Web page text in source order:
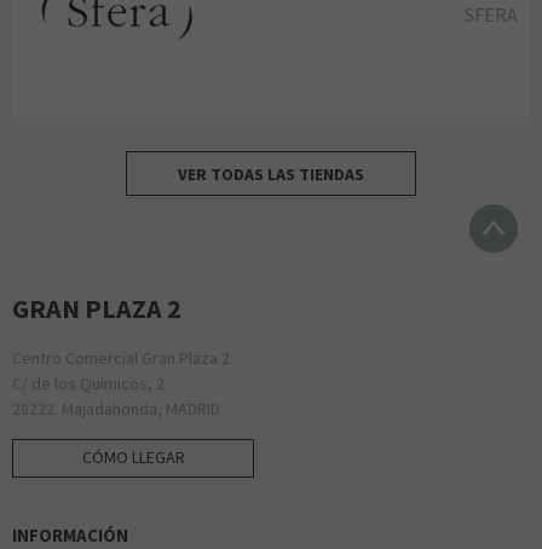
SFERA
VER TODAS LAS TIENDAS
GRAN PLAZA 2
Centro Comercial Gran Plaza 2
C/ de los Químicos, 2
28222. Majadahonda, MADRID
CÓMO LLEGAR
INFORMACIÓN